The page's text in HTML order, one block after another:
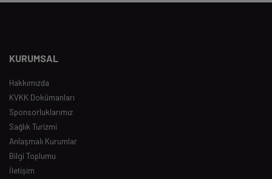
KURUMSAL
Hakkımızda
KVKK Dokümanları
Sponsorluklarımız
Sağlık Turizmi
Anlaşmalı Kurumlar
Bilgi Toplumu
İletişim